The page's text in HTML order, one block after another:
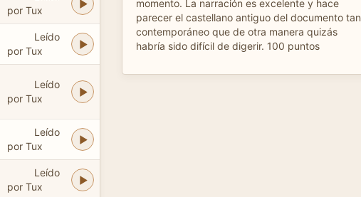
por Tux
Leído
por Tux
Leído
por Tux
Leído
por Tux
Leído
por Tux
momento. La narración es excelente y hace
parecer el castellano antiguo del documento tan
contemporáneo que de otra manera quizás
habría sido difícil de digerir. 100 puntos